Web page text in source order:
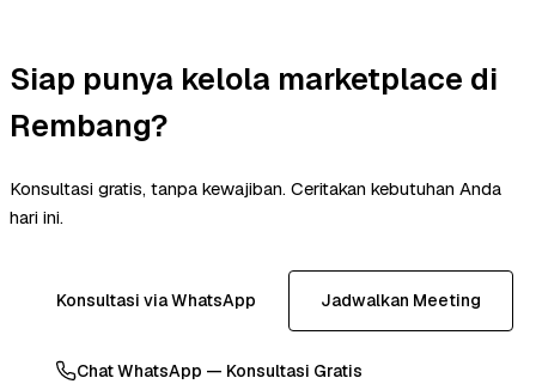
Siap punya kelola marketplace di
Rembang?
Konsultasi gratis, tanpa kewajiban. Ceritakan kebutuhan Anda
hari ini.
Konsultasi via WhatsApp Jadwalkan Meeting
Chat WhatsApp — Konsultasi Gratis